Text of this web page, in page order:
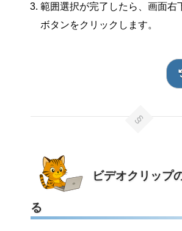
範囲選択が完了したら、画面右
ボタンをクリックします。
ビデオクリップ
る